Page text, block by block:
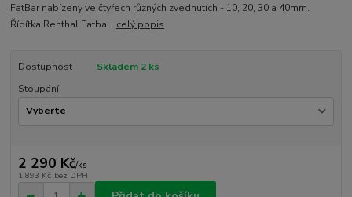
FatBar nabízeny ve čtyřech různých zvednutích - 10, 20, 30 a 40mm.
Řídítka Renthal Fatba... celý popis
Dostupnost
Skladem 2 ks
Stoupání
2 290 Kč/ks
1 893 Kč bez DPH